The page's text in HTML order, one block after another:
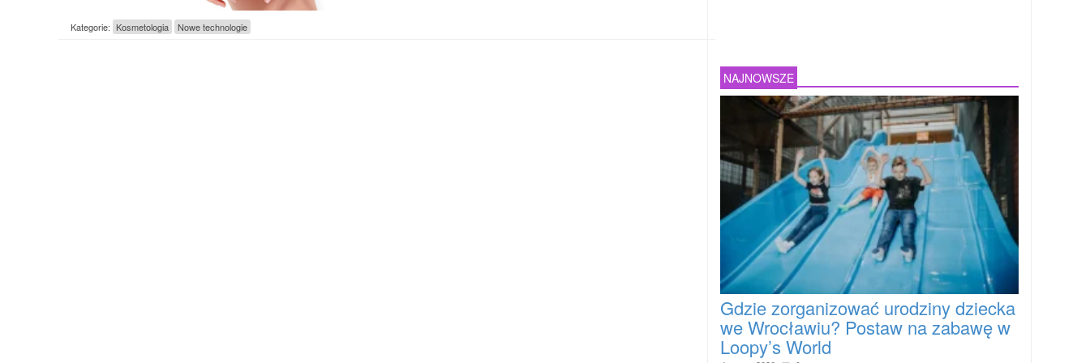
Kategorie: Kosmetologia Nowe technologie
NAJNOWSZE
Gdzie zorganizować urodziny dziecka
we Wrocławiu? Postaw na zabawę w
Loopy’s World